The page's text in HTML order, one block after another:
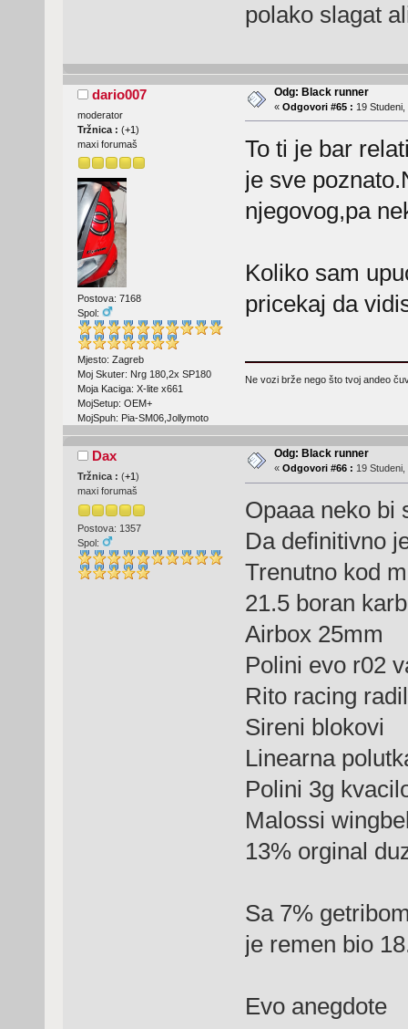
polako slagat
dario007
moderator
Tržnica : (+1)
maxi forumaš
Postova: 7168
Spol:
Mjesto: Zagreb
Moj Skuter: Nrg 180,2x SP180
Moja Kaciga: X-lite x661
MojSetup: OEM+
MojSpuh: Pia-SM06,Jollymoto
Odg: Black runner
« Odgovori #65 : 19
To ti je bar
je sve
njegovog,pa
Koliko sam
pricekaj da
Ne vozi brže nego što tvoj andeo
Dax
Tržnica : (+1 )
maxi forumaš
Postova: 1357
Spol:
Odg: Black runner
« Odgovori #66 : 19
Opaaa neko bi
Da definitivno
Trenutno kod
21.5 boran karb
Airbox 25mm
Polini evo r02
Rito racing
Sireni blokovi
Linearna
Polini 3g
Malossi
13% orginal
Sa 7%
je remen bio
Evo anegdote